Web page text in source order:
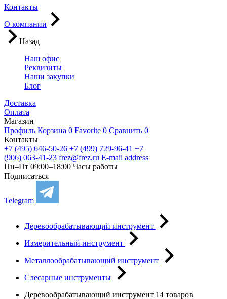
Контакты
О компании
Назад
Наш офис
Реквизиты
Наши закупки
Блог
Доставка
Оплата
Магазин
Профиль Корзина 0 Favorite 0 Сравнить 0
Контакты
+7 (495) 646-50-26 +7 (499) 729-96-41 +7
(906) 063-41-23 frez@frez.ru E-mail address
Пн–Пт 09:00–18:00 Часы работы
Подписаться
Telegram
Деревообрабатывающий инструмент
Измерительный инструмент
Металлообрабатывающий инструмент
Слесарные инструменты
Деревообрабатывающий инструмент 14 товаров